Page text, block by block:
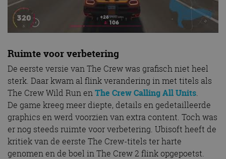
Ruimte voor verbetering
De eerste versie van The Crew was grafisch niet heel
sterk. Daar kwam al flink verandering in met titels als
The Crew Wild Run enThe Crew Calling All Units.
De game kreeg meer diepte, details en gedetailleerde
graphics en werd voorzien van extra content. Toch was
er nog steeds ruimte voor verbetering. Ubisoft heeft de
kritiek van de eerste The Crew-titels ter harte
genomen en de boel in The Crew 2 flink opgepoetst.